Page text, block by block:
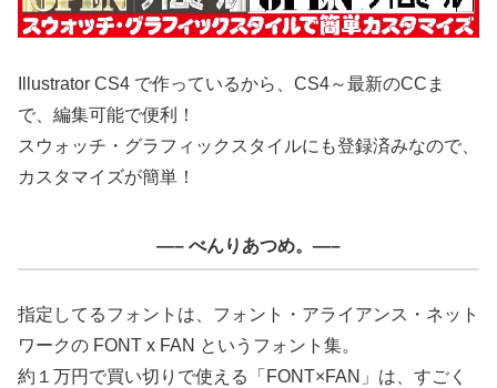
Illustrator CS4 で作っているから、CS4～最新のCCま
で、編集可能で便利！
スウォッチ・グラフィックスタイルにも登録済みなので、
カスタマイズが簡単！
—– べんりあつめ。—–
指定してるフォントは、フォント・アライアンス・ネット
ワークの FONT x FAN というフォント集。
約１万円で買い切りで使える「FONT×FAN」は、すごく